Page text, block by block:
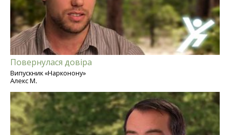
Повернулася довіра
Випускник «Нарконону»
Алекс М.